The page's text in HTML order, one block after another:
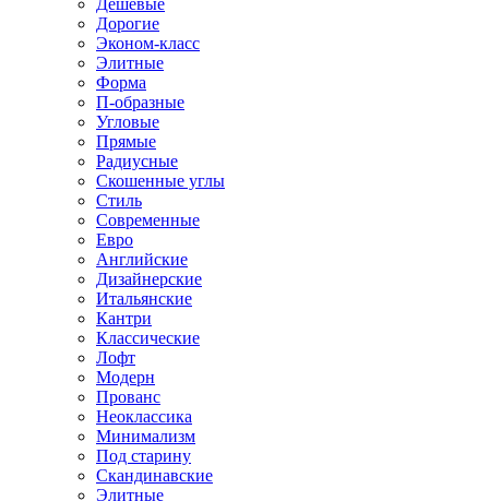
Дешевые
Дорогие
Эконом-класс
Элитные
Форма
П-образные
Угловые
Прямые
Радиусные
Скошенные углы
Стиль
Современные
Евро
Английские
Дизайнерские
Итальянские
Кантри
Классические
Лофт
Модерн
Прованс
Неоклассика
Минимализм
Под старину
Скандинавские
Элитные